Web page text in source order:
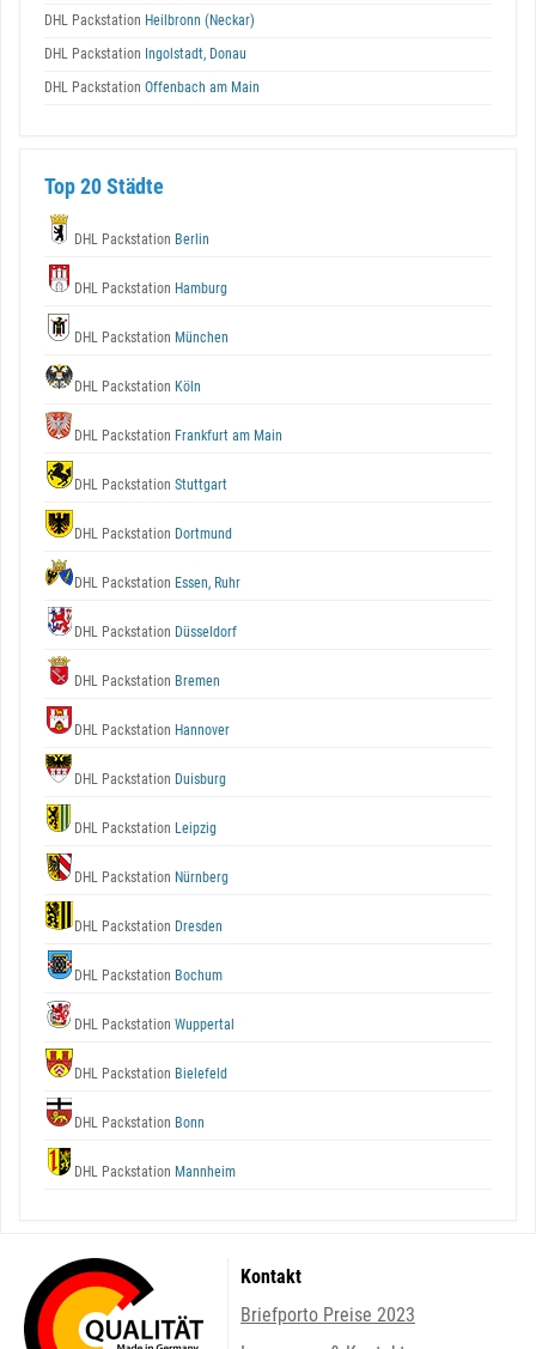
DHL Packstation Heilbronn (Neckar)
DHL Packstation Ingolstadt, Donau
DHL Packstation Offenbach am Main
Top 20 Städte
DHL Packstation Berlin
DHL Packstation Hamburg
DHL Packstation München
DHL Packstation Köln
DHL Packstation Frankfurt am Main
DHL Packstation Stuttgart
DHL Packstation Dortmund
DHL Packstation Essen, Ruhr
DHL Packstation Düsseldorf
DHL Packstation Bremen
DHL Packstation Hannover
DHL Packstation Duisburg
DHL Packstation Leipzig
DHL Packstation Nürnberg
DHL Packstation Dresden
DHL Packstation Bochum
DHL Packstation Wuppertal
DHL Packstation Bielefeld
DHL Packstation Bonn
DHL Packstation Mannheim
Kontakt
Briefporto Preise 2023